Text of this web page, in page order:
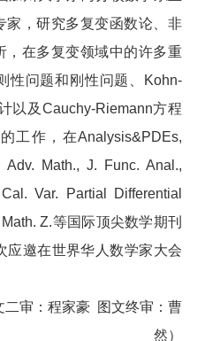
家，研究多复变函数论、非
，在多复变领域中的许多重
性问题和刚性问题、Kohn-
以及Cauchy-Riemann方程
工作，在Analysis&PDEs,
Adv. Math., J. Func. Anal.,
Var. Partial Differential
Z.等国际顶尖数学期刊
应邀在世界华人数学家大会
二审：程家豪 图文终审：曹
然）